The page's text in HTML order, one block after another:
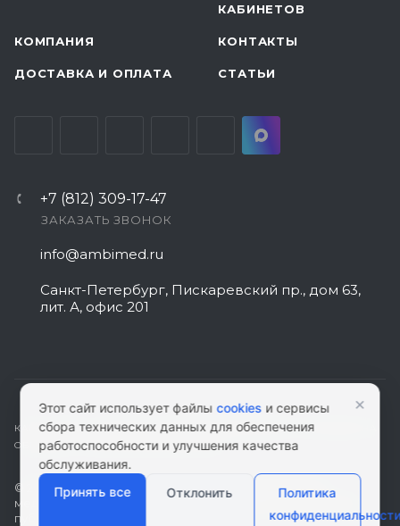
КАБИНЕТОВ
КОМПАНИЯ КОНТАКТЫ
ДОСТАВКА И ОПЛАТА СТАТЬИ
+7 (812) 309-17-47
ЗАКАЗАТЬ ЗВОНОК
info@ambimed.ru
Санкт-Петербург, Пискаревский пр., дом 63,
лит. А, офис 201
КАРТА САЙТА|ПОЛИТИКА КОНФИДЕНЦИАЛЬНОСТИ|СОГЛАСИЕ НА
ОБРАБОТКУ ПЕРСОНАЛЬНЫХ ДАННЫХ
© 2026 ambimed.ru - Медицинское оборудование и
медтехника. Информация на этом ресурсе не является
публичной офертой.
Этот сайт использует файлыcookies и сервисы
сбора технических данных для обеспечения
работоспособности и улучшения качества
обслуживания.
Принять все
Отклонить
Политика
конфиденциальности
×